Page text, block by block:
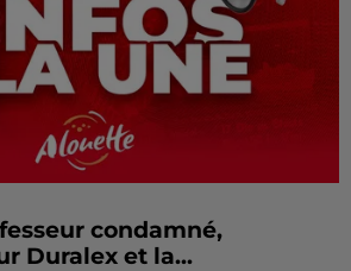
condamné,
Duralex et la...